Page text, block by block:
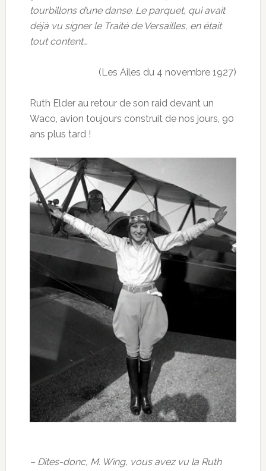
tourbillons d’une danse. Le parquet, qui avait
déjà vu signer le Traité de Versailles, en était
tout content…
(Les Ailes du 4 novembre 1927)
Ruth Elder au retour de son raid devant un
Waco, avion toujours construit de nos jours, 90
ans plus tard !
– Dites-donc, M. Wing, vous avez vu la Ruth